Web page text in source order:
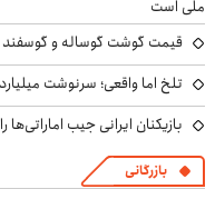
ملی است
قیمت گوشت گوساله و گوسفند امروز شنبه ۱۷
تلخ اما واقعی؛ سرنوشت
بازیکنان ایرانی جیب اماراتی‌ها
بازرگانی